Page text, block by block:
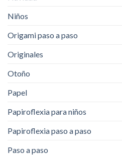
Niños
Origami paso a paso
Originales
Otoño
Papel
Papiroflexia para niños
Papiroflexia paso a paso
Paso a paso